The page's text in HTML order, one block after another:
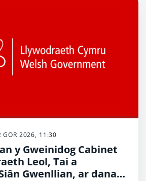
GOR 2026, 11:30
y Gweinidog Cabinet
Leol, Tai a
Gwenllian, ar danau